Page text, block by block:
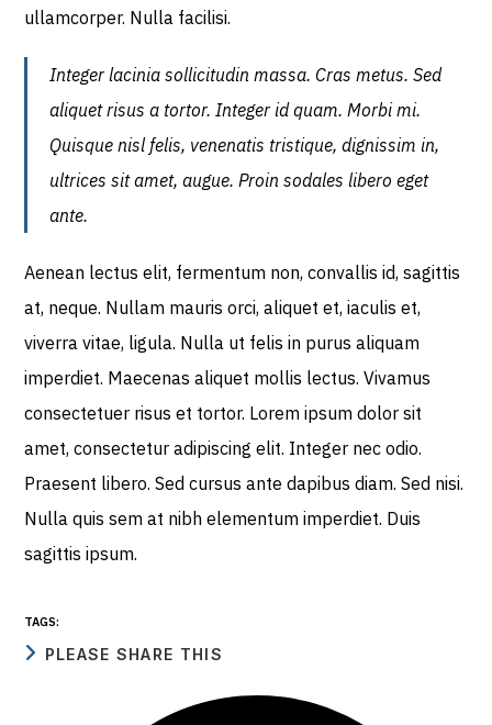
ullamcorper. Nulla facilisi.
Integer lacinia sollicitudin massa. Cras metus. Sed
aliquet risus a tortor. Integer id quam. Morbi mi.
Quisque nisl felis, venenatis tristique, dignissim in,
ultrices sit amet, augue. Proin sodales libero eget
ante.
Aenean lectus elit, fermentum non, convallis id, sagittis
at, neque. Nullam mauris orci, aliquet et, iaculis et,
viverra vitae, ligula. Nulla ut felis in purus aliquam
imperdiet. Maecenas aliquet mollis lectus. Vivamus
consectetuer risus et tortor. Lorem ipsum dolor sit
amet, consectetur adipiscing elit. Integer nec odio.
Praesent libero. Sed cursus ante dapibus diam. Sed nisi.
Nulla quis sem at nibh elementum imperdiet. Duis
sagittis ipsum.
TAGS:
PLEASE SHARE THIS